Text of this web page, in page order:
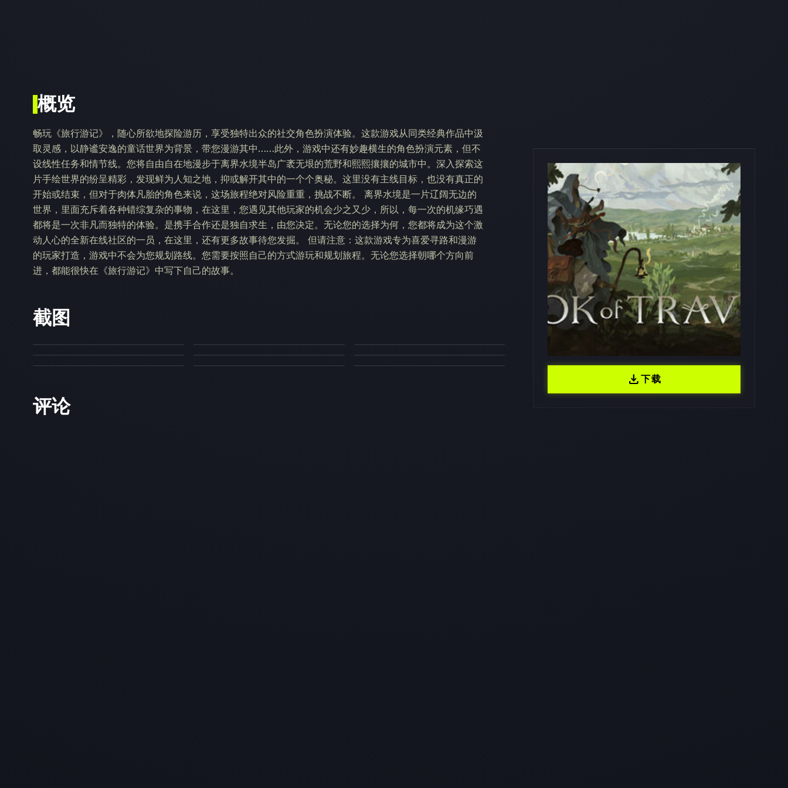
概览
畅玩《旅行游记》，随心所欲地探险游历，享受独特出众的社交角色扮演体验。这款游戏从同类经典作品中汲
取灵感，以静谧安逸的童话世界为背景，带您漫游其中……此外，游戏中还有妙趣横生的角色扮演元素，但不
设线性任务和情节线。您将自由自在地漫步于离界水境半岛广袤无垠的荒野和熙熙攘攘的城市中。深入探索这
片手绘世界的纷呈精彩，发现鲜为人知之地，抑或解开其中的一个个奥秘。这里没有主线目标，也没有真正的
开始或结束，但对于肉体凡胎的角色来说，这场旅程绝对风险重重，挑战不断。 离界水境是一片辽阔无边的
世界，里面充斥着各种错综复杂的事物，在这里，您遇见其他玩家的机会少之又少，所以，每一次的机缘巧遇
都将是一次非凡而独特的体验。是携手合作还是独自求生，由您决定。无论您的选择为何，您都将成为这个激
动人心的全新在线社区的一员，在这里，还有更多故事待您发掘。 但请注意：这款游戏专为喜爱寻路和漫游
的玩家打造，游戏中不会为您规划路线。您需要按照自己的方式游玩和规划旅程。无论您选择朝哪个方向前
进，都能很快在《旅行游记》中写下自己的故事。
截图
评论
download下载